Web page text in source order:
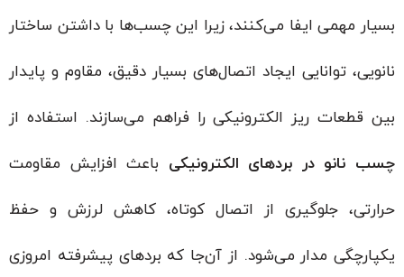
بسیار مهمی ایفا می‌کنند، زیرا این چسب‌ها با داشتن ساختار
نانویی، توانایی ایجاد اتصال‌های بسیار دقیق، مقاوم و پایدار
بین قطعات ریز الکترونیکی را فراهم می‌سازند. استفاده از
چسب نانو در بردهای الکترونیکیباعث افزایش مقاومت
حرارتی، جلوگیری از اتصال کوتاه، کاهش لرزش و حفظ
یکپارچگی مدار می‌شود. از آن‌جا که بردهای پیشرفته امروزی